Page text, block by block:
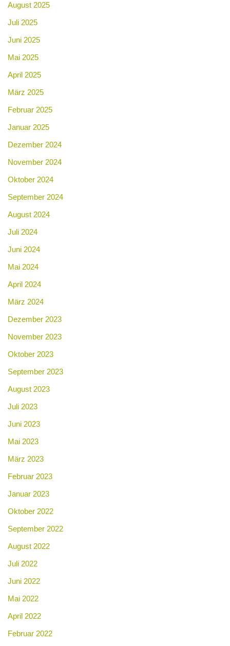
August 2025
Juli 2025
Juni 2025
Mai 2025
April 2025
März 2025
Februar 2025
Januar 2025
Dezember 2024
November 2024
Oktober 2024
September 2024
August 2024
Juli 2024
Juni 2024
Mai 2024
April 2024
März 2024
Dezember 2023
November 2023
Oktober 2023
September 2023
August 2023
Juli 2023
Juni 2023
Mai 2023
März 2023
Februar 2023
Januar 2023
Oktober 2022
September 2022
August 2022
Juli 2022
Juni 2022
Mai 2022
April 2022
Februar 2022